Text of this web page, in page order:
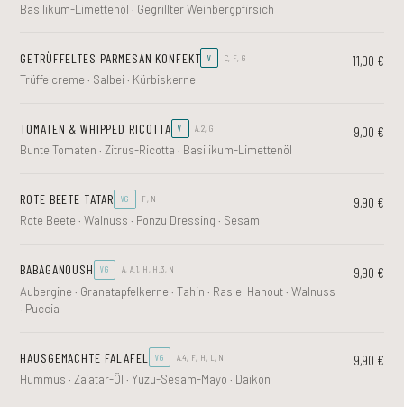
Basilikum-Limettenöl · Gegrillter Weinbergpfirsich
GETRÜFFELTES PARMESAN KONFEKT V C, F, G
Trüffelcreme · Salbei · Kürbiskerne
11,00 €
TOMATEN & WHIPPED RICOTTA V A.2, G
Bunte Tomaten · Zitrus-Ricotta · Basilikum-Limettenöl
9,00 €
ROTE BEETE TATAR VG F, N
Rote Beete · Walnuss · Ponzu Dressing · Sesam
9,90 €
BABAGANOUSH VG A, A.1, H, H.3, N
Aubergine · Granatapfelkerne · Tahin · Ras el Hanout · Walnuss
· Puccia
9,90 €
HAUSGEMACHTE FALAFEL VG A.4, F, H, L, N
Hummus · Za’atar-Öl · Yuzu-Sesam-Mayo · Daikon
9,90 €